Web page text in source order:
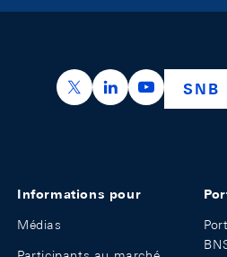
https://x.com/snb_bns
https://https://
SNB
Informations pour
Médias